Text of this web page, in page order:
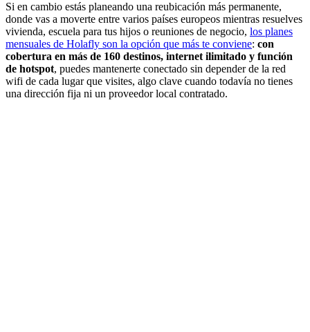
Si en cambio estás planeando una reubicación más permanente,
donde vas a moverte entre varios países europeos mientras resuelves
vivienda, escuela para tus hijos o reuniones de negocio, los planes
mensuales de Holafly son la opción que más te conviene: con
cobertura en más de 160 destinos, internet ilimitado y función
de hotspot, puedes mantenerte conectado sin depender de la red
wifi de cada lugar que visites, algo clave cuando todavía no tienes
una dirección fija ni un proveedor local contratado.